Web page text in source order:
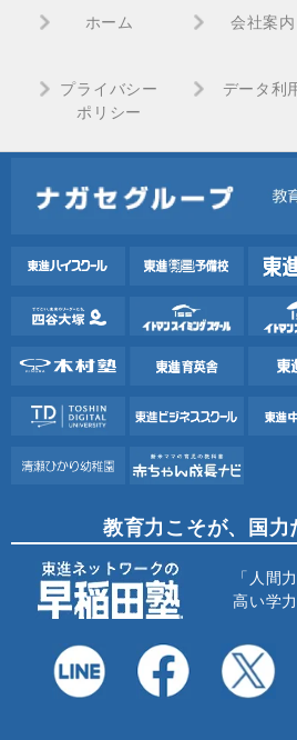
ホーム 会社案内
プライバシー
ポリシー
データ利
教育力こそが、国力
「人間
高い学